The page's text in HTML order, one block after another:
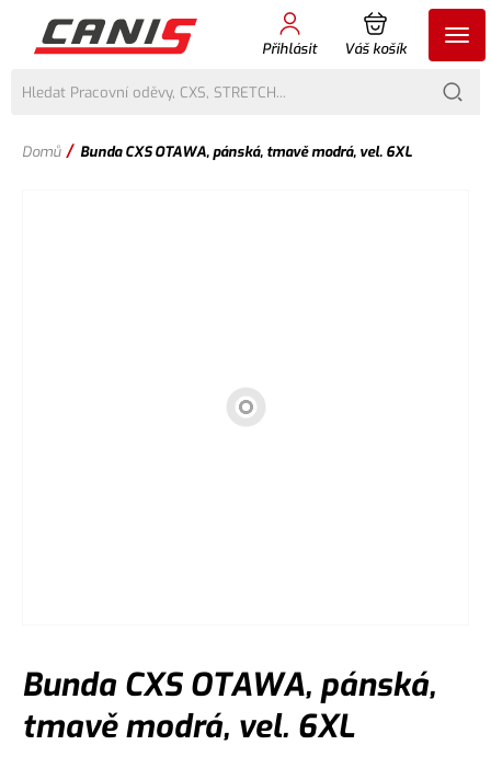
Přihlásit Váš košík
Domů / Bunda CXS OTAWA, pánská, tmavě modrá, vel. 6XL
Bunda CXS OTAWA, pánská,
tmavě modrá, vel. 6XL